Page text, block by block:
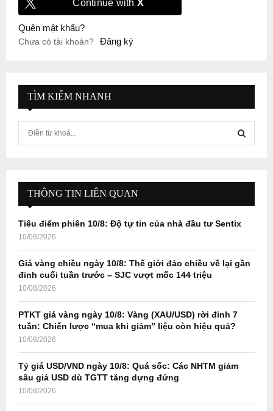
Continue with X
Quên mật khẩu?
Chưa có tài khoản? Đăng ký
TÌM KIẾM NHANH
f
r
:
E
A
THÔNG TIN LIÊN QUAN
Tiêu điểm phiên 10/8: Độ tự tin của nhà đầu tư Sentix
10/08/2026
Giá vàng chiều ngày 10/8: Thế giới đảo chiều về lại gần
đỉnh cuối tuần trước – SJC vượt mốc 144 triệu
10/08/2026
PTKT giá vàng ngày 10/8: Vàng (XAU/USD) rời đỉnh 7
tuần: Chiến lược “mua khi giảm” liệu còn hiệu quả?
10/08/2026
Tỷ giá USD/VND ngày 10/8: Quá sốc: Các NHTM giảm
sâu giá USD dù TGTT tăng dựng đứng
10/08/2026